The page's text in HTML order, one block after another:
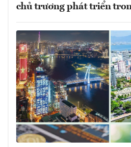
chủ trương phát triển